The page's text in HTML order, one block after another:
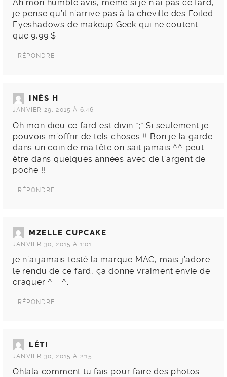
Ah mon humble avis, même si je n’ai pas ce fard,
je pense qu’il n’arrive pas à la cheville des Foiled
Eyeshadows de makeup Geek qui ne coutent
que 9,99 $.
RÉPONDRE
INÈS H
JANVIER 29, 2015 À 6:46
Oh mon dieu ce fard est divin *;* Si seulement je
pouvois m’offrir de tels choses !! Bon je la garde
dans un coin de ma tête on sait jamais ^^ peut-
être dans quelques années avec de l’argent de
poche !!
RÉPONDRE
MZELLE CUPCAKE
JANVIER 30, 2015 À 1:01
je n’ai jamais testé la marque MAC, mais j’adore
le rendu de ce fard, ça donne vraiment envie de
craquer ^__^.
RÉPONDRE
LÉTI
JANVIER 30, 2015 À 2:15
Ohlala comment tu fais pour faire des photos